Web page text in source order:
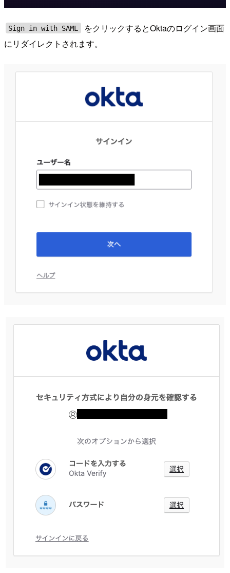
Sign in with SAML
をクリックするとOktaのログイン画面
にリダイレクトされます。